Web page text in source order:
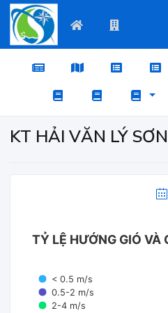
KT HẢI VĂN LÝ SƠN
TỶ LỆ HƯỚNG GIÓ VÀ
< 0.5 m/s
0.5-2 m/s
2-4 m/s